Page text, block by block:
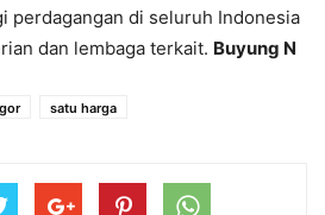
perdagangan di seluruh Indonesia
dan lembaga terkait. Buyung N
satu harga